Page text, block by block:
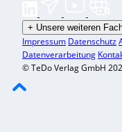
+ Unsere weiteren
Impressum Datenschutz
Datenverarbeitung
© TeDo Verlag GmbH